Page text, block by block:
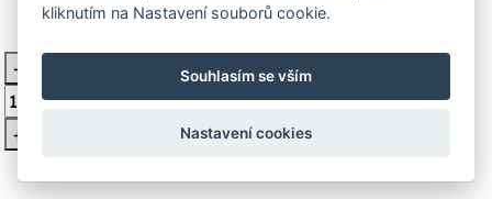
-
+
Vložit do košíku
kliknutím na Nastavení souborů cookie.
Souhlasím se vším
Nastavení cookies